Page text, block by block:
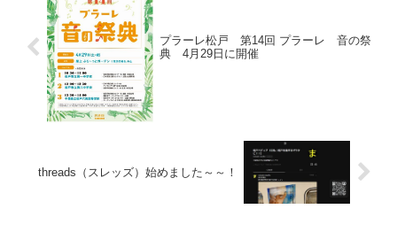
プラーレ松戸 第14回 プラーレ 音の祭
典 4月29日に開催
threads（スレッズ）始めました～～！